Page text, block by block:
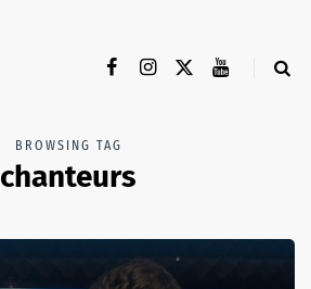
BROWSING TAG
chanteurs